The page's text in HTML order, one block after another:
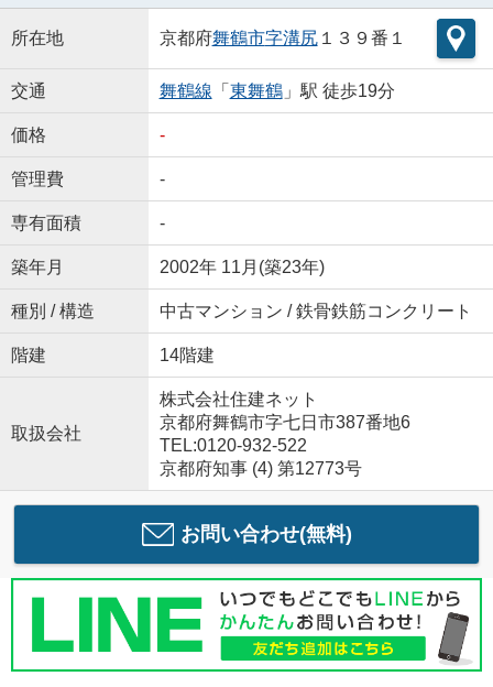
所在地 京都府舞鶴市字溝尻１３９番１
交通 舞鶴線 「 東舞鶴」駅 徒歩19分
価格 -
管理費 -
専有面積 -
築年月 2002年 11月(築23年)
種別 / 構造 中古マンション / 鉄骨鉄筋コンクリート
階建 14階建
取扱会社
株式会社住建ネット
京都府舞鶴市字七日市387番地6
TEL:0120-932-522
京都府知事 (4) 第12773号
お問い合わせ(無料)